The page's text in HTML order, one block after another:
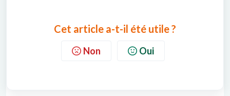
Cet article a-t-il été utile ?
Non Oui